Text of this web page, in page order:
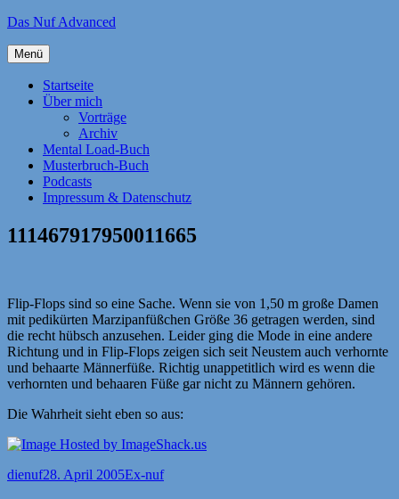
Zum
springen
Das Nuf Advanced
Menü
Startseite
Über mich
Vorträge
Archiv
Mental Load-Buch
Musterbruch-Buch
Podcasts
Impressum & Datenschutz
111467917950011665
Flip-Flops sind so eine Sache. Wenn sie von 1,50 m große Damen
mit pedikürten Marzipanfüßchen Größe 36 getragen werden, sind
die recht hübsch anzusehen. Leider ging die Mode in eine andere
Richtung und in Flip-Flops zeigen sich seit Neustem auch verhornte
und behaarte Männerfüße. Richtig unappetitlich wird es wenn die
verhornten und behaaren Füße gar nicht zu Männern gehören.
Die Wahrheit sieht eben so aus:
Autor
dienufVeröffentlicht
28. April 2005Kategorien
Ex-nuf